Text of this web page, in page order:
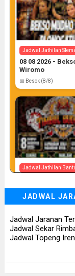
Jadwal Jathilan
08 08 2026 -
Wiromo
📅 Besok (8/8)
Jadwal Jathilan
Budhoyo
📅 Besok (8/8)
JADWAL
Jadwal Jaranan
Jadwal Sekar
Jadwal Topeng